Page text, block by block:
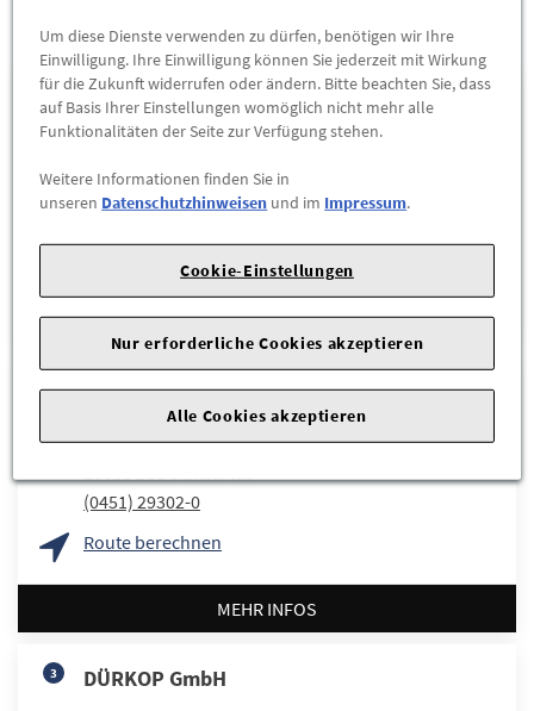
Unsere Standorte
1 Ernst Dello GmbH & Co. KG
22926Ahrensburg
(04102) 8815-0
Route berechnen
MEHR INFOS
Ernst Dello GmbH & Co. KG
Eutiner Str. 4
23611Bad Schwartau
(0451) 29302-0
Route berechnen
MEHR INFOS
3 DÜRKOP GmbH
Um diese Dienste verwenden zu dürfen, benötigen wir Ihre
Einwilligung. Ihre Einwilligung können Sie jederzeit mit Wirkung
für die Zukunft widerrufen oder ändern. Bitte beachten Sie, dass
auf Basis Ihrer Einstellungen womöglich nicht mehr alle
Funktionalitäten der Seite zur Verfügung stehen.
Weitere Informationen finden Sie in
unseren Datenschutzhinweisen und im Impressum.
Cookie-Einstellungen
Nur erforderliche Cookies akzeptieren
Alle Cookies akzeptieren